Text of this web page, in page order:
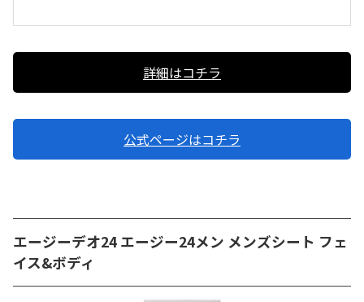
詳細はコチラ
公式ページはコチラ
エージーデオ24 エージー24メン メンズシート フェ
イス&ボディ